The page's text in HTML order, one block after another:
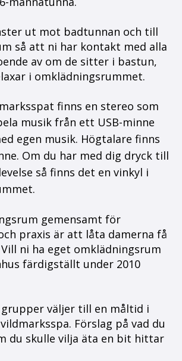
ut mot badtunnan och till
så att ni har kontakt med alla
av om de sitter i bastun,
i omklädningsrummet.
finns en stereo som
musik från ett USB-minne
egen musik. Högtalare finns
Om du har med dig dryck till
så finns det en vinkyl i
gemensamt för
praxis är att låta damerna få
ni ha eget omklädningsrum
färdigställt under 2010
grupper väljer till en måltid i
Förslag på vad du
du skulle vilja äta en bit hittar